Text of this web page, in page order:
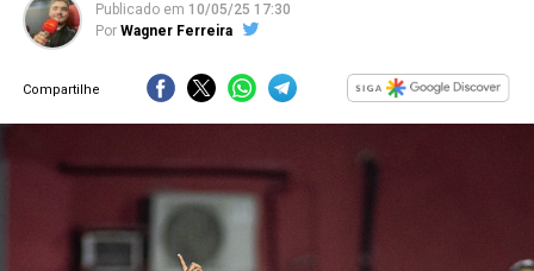
Publicado em 10/05/25 17:30
Por Wagner Ferreira
Compartilhe